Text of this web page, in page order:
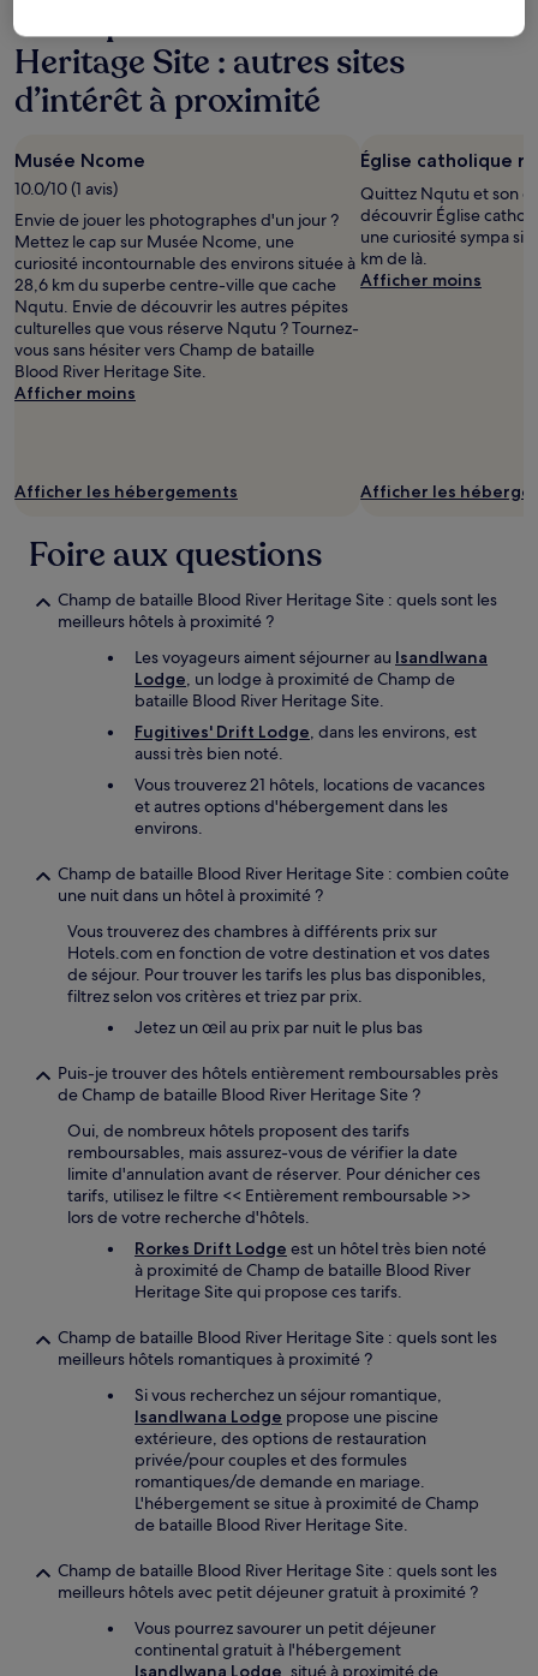
Champ de bataille Blood River
Heritage Site : autres sites
d’intérêt à proximité
Musée Ncome
10.0/10 (1 avis)
Envie de jouer les photographes d'un jour ?
Mettez le cap sur Musée Ncome, une
curiosité incontournable des environs située à
28,6 km du superbe centre-ville que cache
Nqutu. Envie de découvrir les autres pépites
culturelles que vous réserve Nqutu ? Tournez-
vous sans hésiter vers Champ de bataille
Blood River Heritage Site.
Afficher moins
Afficher les hébergements
Église catholique
Quittez Nqutu et son
découvrir Église
une curiosité sympa
km de là.
Afficher moins
Afficher les
Foire aux questions
Champ de bataille Blood River Heritage Site : quels sont les
meilleurs hôtels à proximité ?
Les voyageurs aiment séjourner au Isandlwana
Lodge, un lodge à proximité de Champ de
bataille Blood River Heritage Site.
Fugitives' Drift Lodge, dans les environs, est
aussi très bien noté.
Vous trouverez 21 hôtels, locations de vacances
et autres options d'hébergement dans les
environs.
Champ de bataille Blood River Heritage Site : combien coûte
une nuit dans un hôtel à proximité ?
Vous trouverez des chambres à différents prix sur
Hotels.com en fonction de votre destination et vos dates
de séjour. Pour trouver les tarifs les plus bas disponibles,
filtrez selon vos critères et triez par prix.
Jetez un œil au prix par nuit le plus bas
Puis-je trouver des hôtels entièrement remboursables près
de Champ de bataille Blood River Heritage Site ?
Oui, de nombreux hôtels proposent des tarifs
remboursables, mais assurez-vous de vérifier la date
limite d'annulation avant de réserver. Pour dénicher ces
tarifs, utilisez le filtre << Entièrement remboursable >>
lors de votre recherche d'hôtels.
Rorkes Drift Lodge est un hôtel très bien noté
à proximité de Champ de bataille Blood River
Heritage Site qui propose ces tarifs.
Champ de bataille Blood River Heritage Site : quels sont les
meilleurs hôtels romantiques à proximité ?
Si vous recherchez un séjour romantique,
Isandlwana Lodge propose une piscine
extérieure, des options de restauration
privée/pour couples et des formules
romantiques/de demande en mariage.
L'hébergement se situe à proximité de Champ
de bataille Blood River Heritage Site.
Champ de bataille Blood River Heritage Site : quels sont les
meilleurs hôtels avec petit déjeuner gratuit à proximité ?
Vous pourrez savourer un petit déjeuner
continental gratuit à l'hébergement
Isandlwana Lodge , situé à proximité de